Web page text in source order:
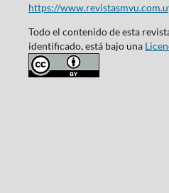
https://
Todo el contenido de esta
identificado, está bajo una